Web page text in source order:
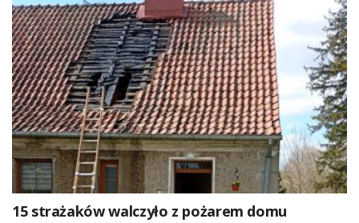
15 strażaków walczyło z pożarem domu